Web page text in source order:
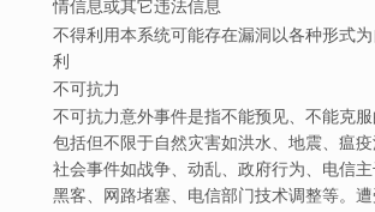
情信息或其它违法信息
不得利用本系统可能存在漏洞以各种形式
利
不可抗力
不可抗力意外事件是指不能预见、不能克服
包括但不限于自然灾害如洪水、地震、瘟
社会事件如战争、动乱、政府行为、电信主
黑客、网路堵塞、电信部门技术调整等。遭